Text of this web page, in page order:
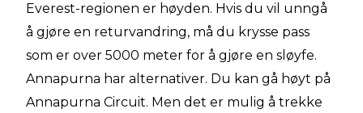
Everest-regionen er høyden. Hvis du vil unngå
å gjøre en returvandring, må du krysse pass
som er over 5000 meter for å gjøre en sløyfe.
Annapurna har alternativer. Du kan gå høyt på
Annapurna Circuit. Men det er mulig å trekke